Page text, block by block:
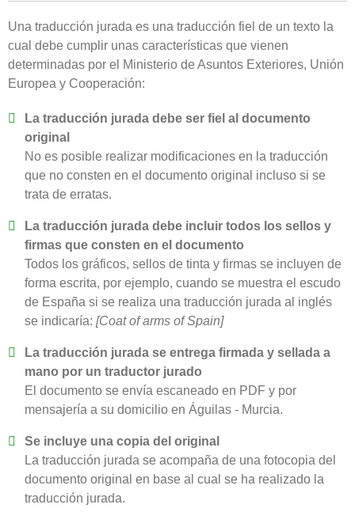
Una traducción jurada es una traducción fiel de un texto la
cual debe cumplir unas características que vienen
determinadas por el Ministerio de Asuntos Exteriores, Unión
Europea y Cooperación:
La traducción jurada debe ser fiel al documento
original
No es posible realizar modificaciones en la traducción
que no consten en el documento original incluso si se
trata de erratas.
La traducción jurada debe incluir todos los sellos y
firmas que consten en el documento
Todos los gráficos, sellos de tinta y firmas se incluyen de
forma escrita, por ejemplo, cuando se muestra el escudo
de España si se realiza una traducción jurada al inglés
se indicaría: [Coat of arms of Spain]
La traducción jurada se entrega firmada y sellada a
mano por un traductor jurado
El documento se envía escaneado en PDF y por
mensajería a su domicilio en Águilas - Murcia.
Se incluye una copia del original
La traducción jurada se acompaña de una fotocopia del
documento original en base al cual se ha realizado la
traducción jurada.